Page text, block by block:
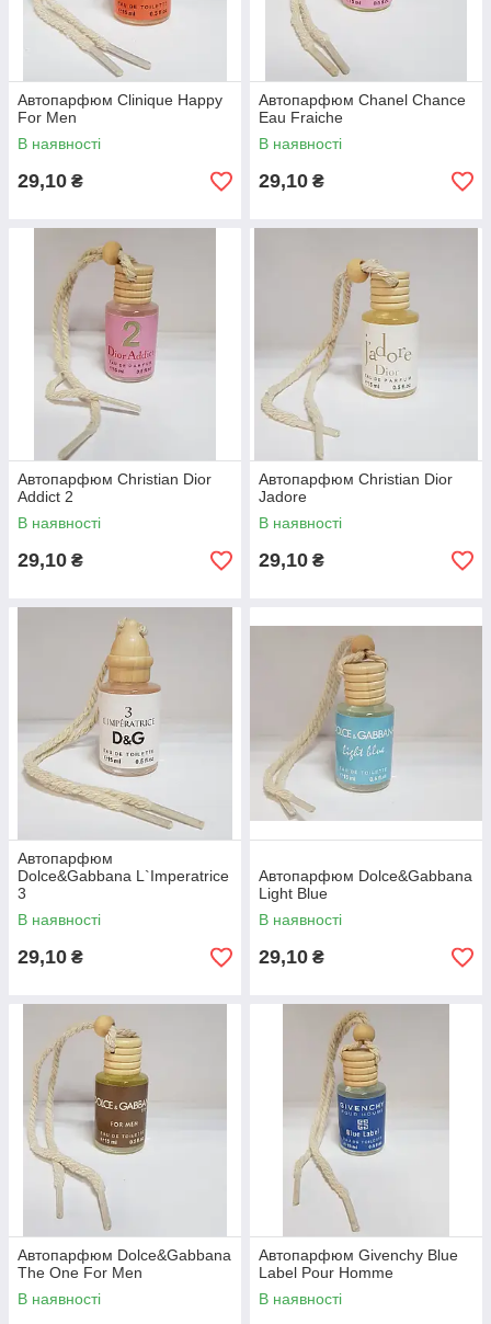
Автопарфюм Clinique Happy
For Men
В наявності
29,10 ₴
Автопарфюм Chanel Chance
Eau Fraiche
В наявності
29,10 ₴
Автопарфюм Christian Dior
Addict 2
В наявності
29,10 ₴
Автопарфюм Christian Dior
Jadore
В наявності
29,10 ₴
Автопарфюм
Dolce&Gabbana L`Imperatrice
3
В наявності
29,10 ₴
Автопарфюм Dolce&Gabbana
Light Blue
В наявності
29,10 ₴
Автопарфюм Dolce&Gabbana
The One For Men
В наявності
Автопарфюм Givenchy Blue
Label Pour Homme
В наявності